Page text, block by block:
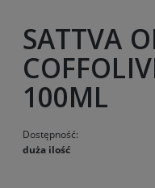
SATTVA
100ML
Dostępność:
duża ilość